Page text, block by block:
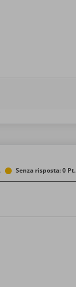
Senza risposta: 0 Pt.